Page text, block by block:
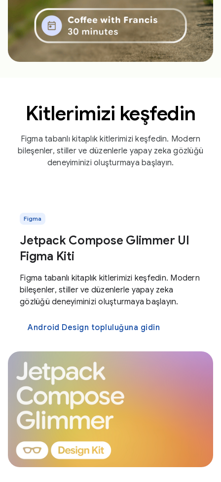
Kitlerimizi keşfedin
Figma tabanlı kitaplık kitlerimizi keşfedin. Modern
bileşenler, stiller ve düzenlerle yapay zeka gözlüğü
deneyiminizi oluşturmaya başlayın.
Figma
Jetpack Compose Glimmer UI
Figma Kiti
Figma tabanlı kitaplık kitlerimizi keşfedin. Modern
bileşenler, stiller ve düzenlerle yapay zeka
gözlüğü deneyiminizi oluşturmaya başlayın.
Android Design topluluğuna gidin